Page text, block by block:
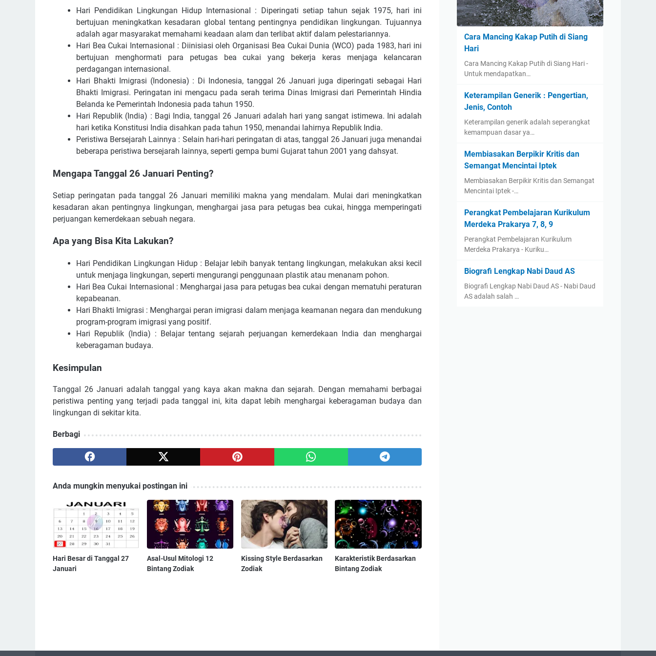
Hari Pendidikan Lingkungan Hidup Internasional : Diperingati setiap tahun sejak 1975, hari ini
bertujuan meningkatkan kesadaran global tentang pentingnya pendidikan lingkungan. Tujuannya
adalah agar masyarakat memahami keadaan alam dan terlibat aktif dalam pelestariannya.
Hari Bea Cukai Internasional : Diinisiasi oleh Organisasi Bea Cukai Dunia (WCO) pada 1983, hari ini
bertujuan menghormati para petugas bea cukai yang bekerja keras menjaga kelancaran
perdagangan internasional.
Hari Bhakti Imigrasi (Indonesia) : Di Indonesia, tanggal 26 Januari juga diperingati sebagai Hari
Bhakti Imigrasi. Peringatan ini mengacu pada serah terima Dinas Imigrasi dari Pemerintah Hindia
Belanda ke Pemerintah Indonesia pada tahun 1950.
Hari Republik (India) : Bagi India, tanggal 26 Januari adalah hari yang sangat istimewa. Ini adalah
hari ketika Konstitusi India disahkan pada tahun 1950, menandai lahirnya Republik India.
Peristiwa Bersejarah Lainnya : Selain hari-hari peringatan di atas, tanggal 26 Januari juga menandai
beberapa peristiwa bersejarah lainnya, seperti gempa bumi Gujarat tahun 2001 yang dahsyat.
Mengapa Tanggal 26 Januari Penting?
Setiap peringatan pada tanggal 26 Januari memiliki makna yang mendalam. Mulai dari meningkatkan
kesadaran akan pentingnya lingkungan, menghargai jasa para petugas bea cukai, hingga memperingati
perjuangan kemerdekaan sebuah negara.
Apa yang Bisa Kita Lakukan?
Hari Pendidikan Lingkungan Hidup : Belajar lebih banyak tentang lingkungan, melakukan aksi kecil
untuk menjaga lingkungan, seperti mengurangi penggunaan plastik atau menanam pohon.
Hari Bea Cukai Internasional : Menghargai jasa para petugas bea cukai dengan mematuhi peraturan
kepabeanan.
Hari Bhakti Imigrasi : Menghargai peran imigrasi dalam menjaga keamanan negara dan mendukung
program-program imigrasi yang positif.
Hari Republik (India) : Belajar tentang sejarah perjuangan kemerdekaan India dan menghargai
keberagaman budaya.
Kesimpulan
Tanggal 26 Januari adalah tanggal yang kaya akan makna dan sejarah. Dengan memahami berbagai
peristiwa penting yang terjadi pada tanggal ini, kita dapat lebih menghargai keberagaman budaya dan
lingkungan di sekitar kita.
Berbagi
Anda mungkin menyukai postingan ini
Hari Besar di Tanggal 27
Januari
Asal-Usul Mitologi 12
Bintang Zodiak
Kissing Style Berdasarkan
Zodiak
Karakteristik Berdasarkan
Bintang Zodiak
Cara Mancing Kakap Putih di Siang
Hari
Cara Mancing Kakap Putih di Siang Hari -
Untuk mendapatkan…
Keterampilan Generik : Pengertian,
Jenis, Contoh
Keterampilan generik adalah seperangkat
kemampuan dasar ya…
Membiasakan Berpikir Kritis dan
Semangat Mencintai Iptek
Membiasakan Berpikir Kritis dan Semangat
Mencintai Iptek -…
Perangkat Pembelajaran Kurikulum
Merdeka Prakarya 7, 8, 9
Perangkat Pembelajaran Kurikulum
Merdeka Prakarya - Kuriku…
Biografi Lengkap Nabi Daud AS
Biografi Lengkap Nabi Daud AS - Nabi Daud
AS adalah salah …